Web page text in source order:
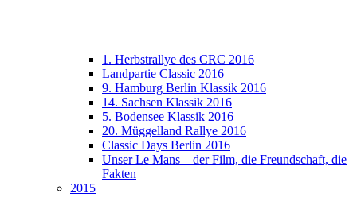
1. Herbstrallye des CRC 2016
Landpartie Classic 2016
9. Hamburg Berlin Klassik 2016
14. Sachsen Klassik 2016
5. Bodensee Klassik 2016
20. Müggelland Rallye 2016
Classic Days Berlin 2016
Unser Le Mans – der Film, die Freundschaft, die
Fakten
2015